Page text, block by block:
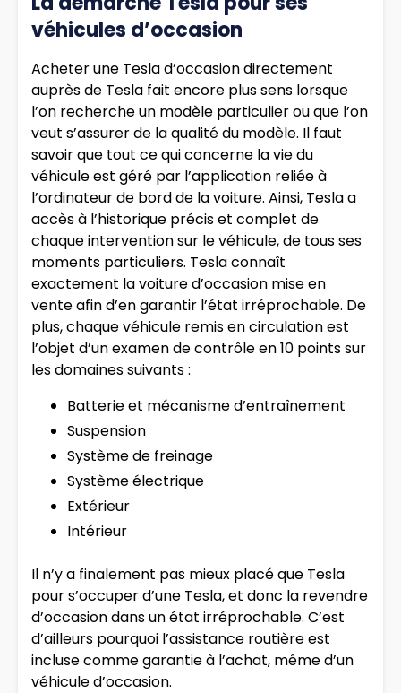
véhicules d’occasion
Acheter une Tesla d’occasion directement
auprès de Tesla fait encore plus sens lorsque
l’on recherche un modèle particulier ou que l’on
veut s’assurer de la qualité du modèle. Il faut
savoir que tout ce qui concerne la vie du
véhicule est géré par l’application reliée à
l’ordinateur de bord de la voiture. Ainsi, Tesla a
accès à l’historique précis et complet de
chaque intervention sur le véhicule, de tous ses
moments particuliers. Tesla connaît
exactement la voiture d’occasion mise en
vente afin d’en garantir l’état irréprochable. De
plus, chaque véhicule remis en circulation est
l’objet d’un examen de contrôle en 10 points sur
les domaines suivants :
Batterie et mécanisme d’entraînement
Suspension
Système de freinage
Système électrique
Extérieur
Intérieur
Il n’y a finalement pas mieux placé que Tesla
pour s’occuper d’une Tesla, et donc la revendre
d’occasion dans un état irréprochable. C’est
d’ailleurs pourquoi l’assistance routière est
incluse comme garantie à l’achat, même d’un
véhicule d’occasion.